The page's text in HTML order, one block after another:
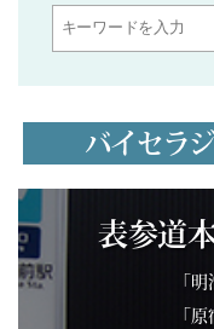
バイセラ
表参道
「
「